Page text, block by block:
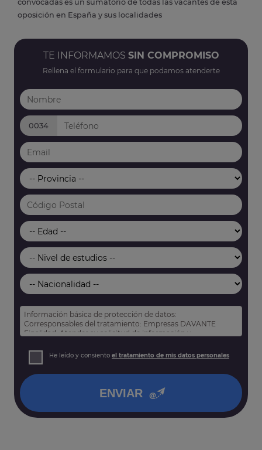
convocadas es un sumatorio de todas las vacantes de esta
oposición en España y sus localidades
TE INFORMAMOS SIN COMPROMISO
Rellena el formulario para que podamos atenderte
0034
Información básica de protección de datos:
Corresponsables del tratamiento: Empresas DAVANTE
Finalidad: Atender su solicitud de información y
Derechos: Puede acceder, rectificar y suprimir sus datos,
así como otros derechos tal y como se explica en nuestra
He leído y consiento el tratamiento de mis datos personales
ENVIAR